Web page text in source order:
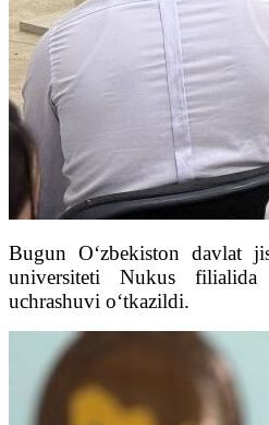
Bugun O‘zbekiston davlat
universiteti Nukus
uchrashuvi o‘tkazildi.